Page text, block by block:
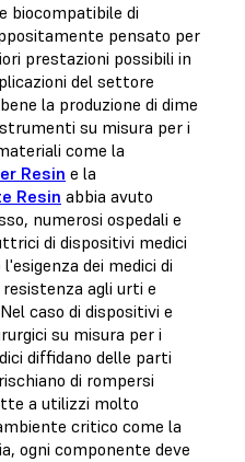
biocompatibile di
pensato per
prestazioni possibili in
del settore
la produzione di dime
su misura per i
come la
Resin e la
Resin abbia avuto
numerosi ospedali e
di dispositivi medici
dei medici di
agli urti e
caso di dispositivi e
su misura per i
diffidano delle parti
di rompersi
a utilizzi molto
critico come la
ogni componente deve